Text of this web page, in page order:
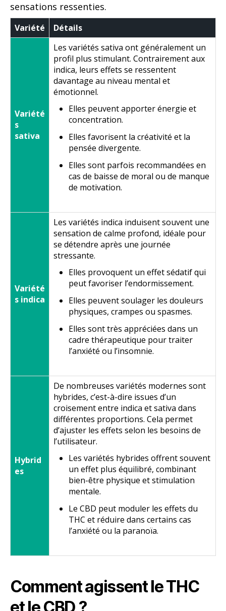
sensations ressenties.
Variété Détails
Variété
s
sativa
Les variétés sativa ont généralement un
profil plus stimulant. Contrairement aux
indica, leurs effets se ressentent
davantage au niveau mental et
émotionnel.
Elles peuvent apporter énergie et
concentration.
Elles favorisent la créativité et la
pensée divergente.
Elles sont parfois recommandées en
cas de baisse de moral ou de manque
de motivation.
Variété
s indica
Les variétés indica induisent souvent une
sensation de calme profond, idéale pour
se détendre après une journée
stressante.
Elles provoquent un effet sédatif qui
peut favoriser l’endormissement.
Elles peuvent soulager les douleurs
physiques, crampes ou spasmes.
Elles sont très appréciées dans un
cadre thérapeutique pour traiter
l’anxiété ou l’insomnie.
Hybrid
es
De nombreuses variétés modernes sont
hybrides, c’est-à-dire issues d’un
croisement entre indica et sativa dans
différentes proportions. Cela permet
d’ajuster les effets selon les besoins de
l’utilisateur.
Les variétés hybrides offrent souvent
un effet plus équilibré, combinant
bien-être physique et stimulation
mentale.
Le CBD peut moduler les effets du
THC et réduire dans certains cas
l’anxiété ou la paranoïa.
Comment agissent le THC